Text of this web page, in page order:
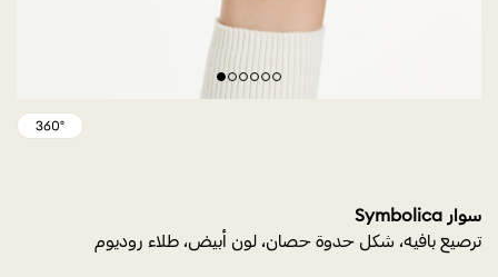
سوار Symbolica
ترصيع بافيه، شكل حدوة حصان، لون أبيض، طلاء روديوم